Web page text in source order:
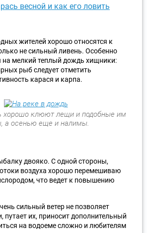
весной и как его ловить
жителей хорошо относятся к
не сильный ливень. Особенно
мелкий теплый дождь хищники:
рыб следует отметить
карася и карпа.
хорошо клюют лещи и подобные им
а осенью еще и налимы.
двояко. С одной стороны,
воздуха хорошо перемешиваю
что ведет к повышению
сильный ветер не позволяет
путает их, приносит дополнительный
на водоеме сложно и любителям